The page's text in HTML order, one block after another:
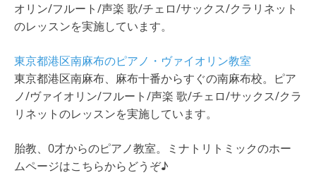
オリン/フルート/声楽 歌/チェロ/サックス/クラリネット
のレッスンを実施しています。
東京都港区南麻布のピアノ・ヴァイオリン教室
東京都港区南麻布、麻布十番からすぐの南麻布校。ピア
ノ/ヴァイオリン/フルート/声楽 歌/チェロ/サックス/クラ
リネットのレッスンを実施しています。
胎教、0才からのピアノ教室。ミナトリトミックのホー
ムページはこちらからどうぞ♪